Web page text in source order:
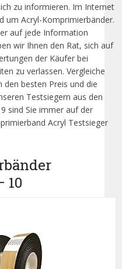
zu informieren. Im Internet
um Acryl-Komprimierbänder.
auf jede Information
wir Ihnen den Rat, sich auf
der Käufer bei
zu verlassen. Vergleiche
den besten Preis und die
Testsiegern aus den
sind Sie immer auf der
Acryl Testsieger
10